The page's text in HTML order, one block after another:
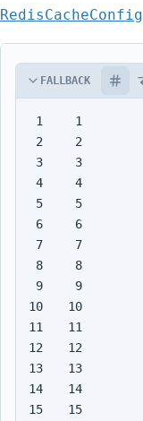
RedisCacheConfig
FALLBACK
1
2
3
4
5
6
7
8
9
10
11
12
13
14
15
3
4
5
6
7
8
9
10
13
14
15